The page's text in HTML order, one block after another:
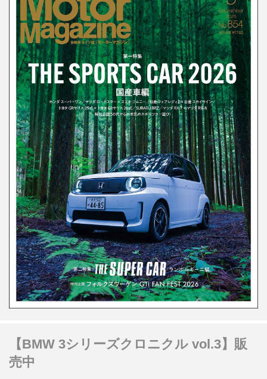
【BMW 3シリーズクロニクル vol.3】販
売中